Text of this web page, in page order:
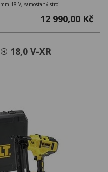
18 V, samostaný stroj
12 990,00 Kč
18,0 V-XR